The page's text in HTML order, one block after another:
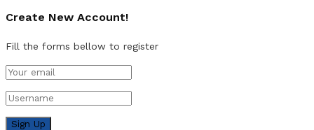
Create New Account!
Fill the forms bellow to register